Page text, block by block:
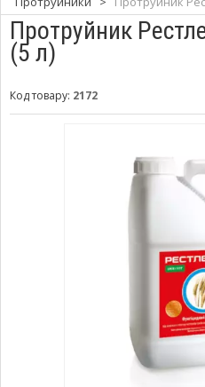
Протруйник
(5 л)
Код товару: 2172